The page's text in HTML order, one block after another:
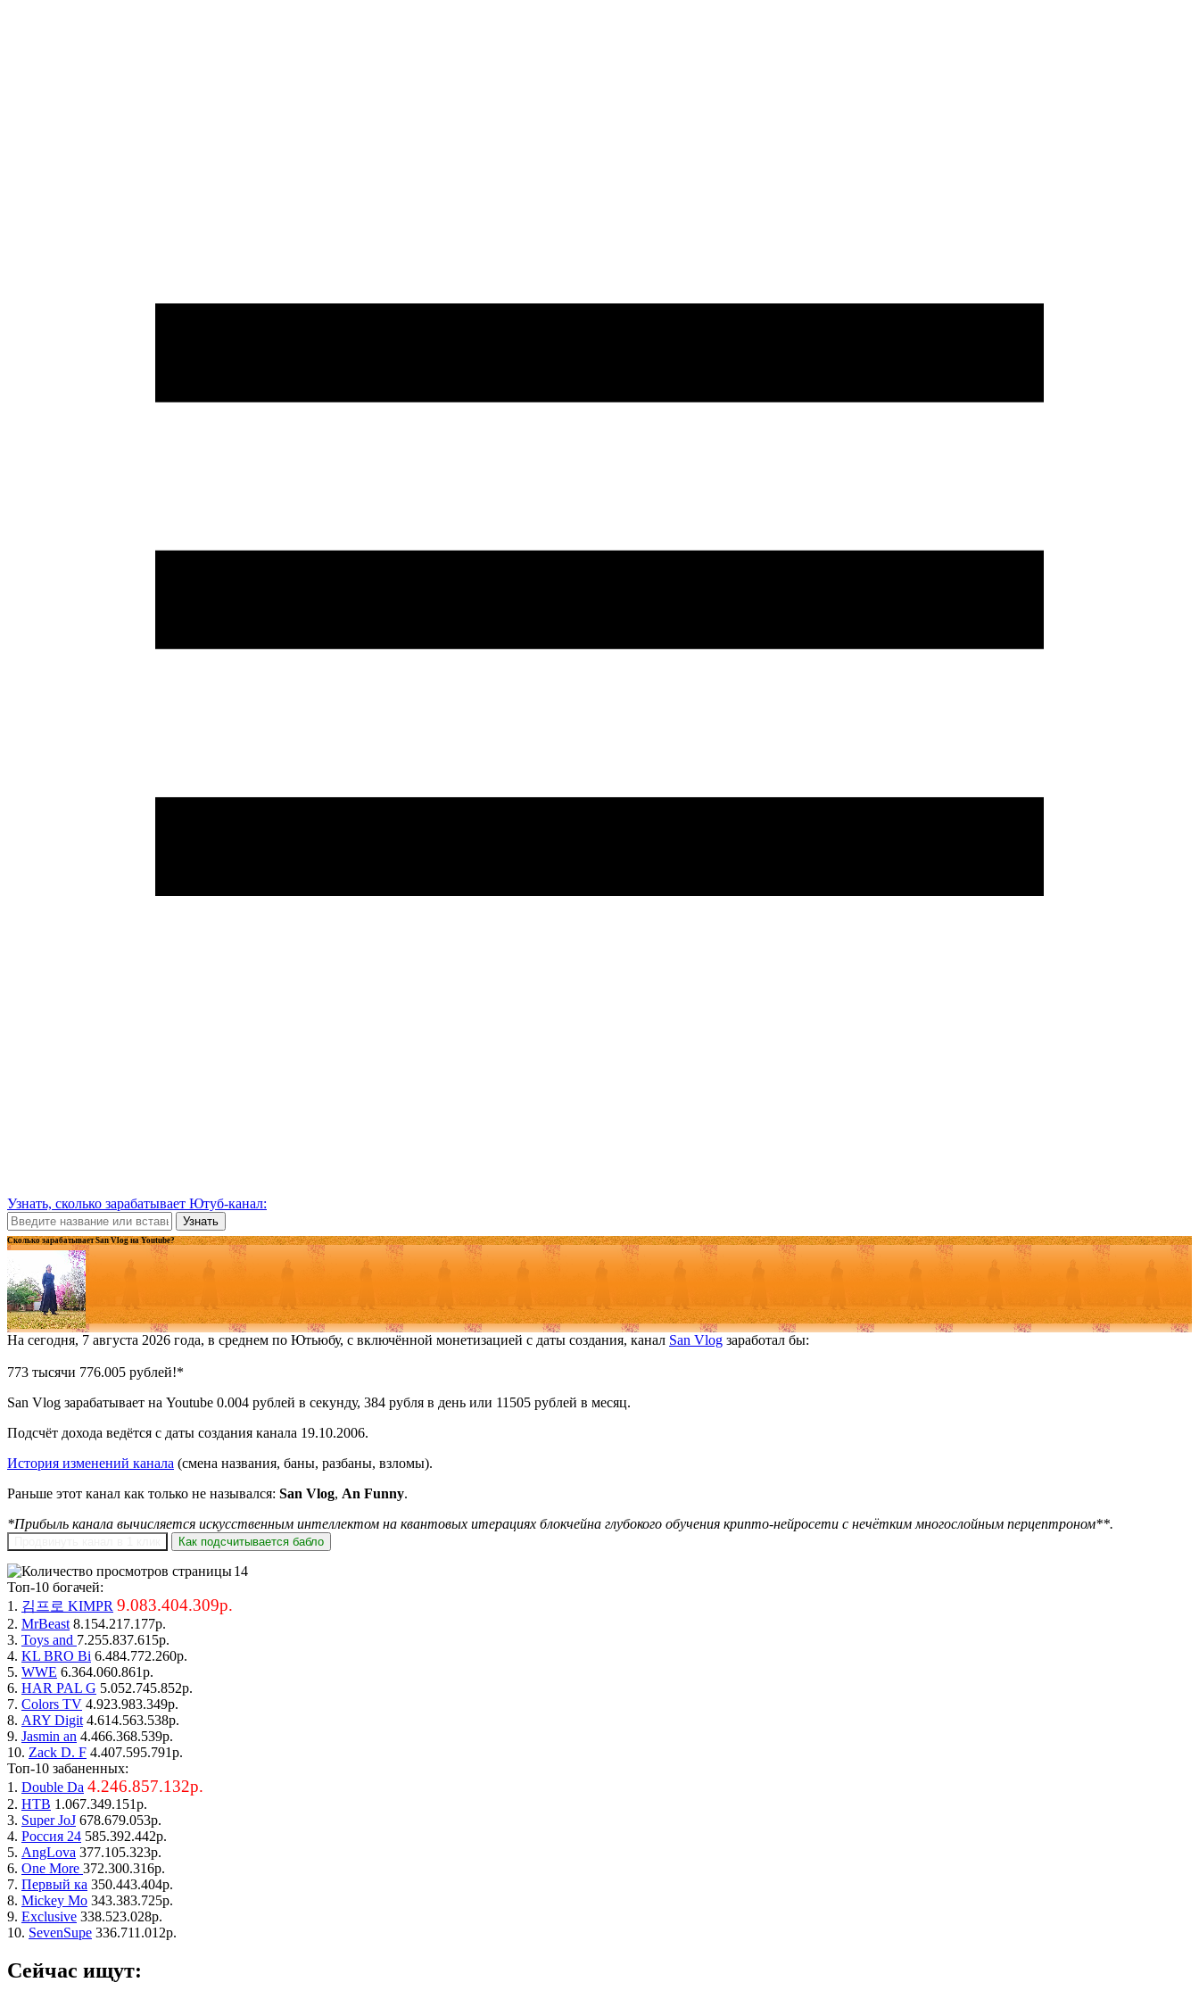
Узнать, сколько зарабатывает Ютуб-канал:
Узнать
Сколько зарабатывает San Vlog на Youtube?
На сегодня, 7 августа 2026 года, в среднем по Ютьюбу, с включённой монетизацией с даты создания, канал San Vlog заработал бы:
773 тысячи 776.006 рублей!*
San Vlog зарабатывает на Youtube 0.004 рублей в секунду, 384 рубля в день или 11505 рублей в месяц.
Подсчёт дохода ведётся с даты создания канала 19.10.2006.
История изменений канала (смена названия, баны, разбаны, взломы).
Раньше этот канал как только не назывался: San Vlog, An Funny.
*Прибыль канала вычисляется искусственным интеллектом на квантовых итерациях блокчейна глубокого обучения крипто-нейросети с нечётким многослойным перцептроном**.
Как подсчитывается бабло
14
Топ-10 богачей:
1. 김프로 KIMPR 9.083.404.309р.
2. MrBeast 8.154.217.177р.
3. Toys and 7.255.837.615р.
4. KL BRO Bi 6.484.772.260р.
5. WWE 6.364.060.861р.
6. HAR PAL G 5.052.745.852р.
7. Colors TV 4.923.983.349р.
8. ARY Digit 4.614.563.538р.
9. Jasmin an 4.466.368.539р.
10. Zack D. F 4.407.595.791р.
Топ-10 забаненных:
1. Double Da 4.246.857.132р.
2. НТВ 1.067.349.151р.
3. Super JoJ 678.679.053р.
4. Россия 24 585.392.442р.
5. AngLova 377.105.323р.
6. One More 372.300.316р.
7. Первый ка 350.443.404р.
8. Mickey Mo 343.383.725р.
9. Exclusive 338.523.028р.
10. SevenSupe 336.711.012р.
Сейчас ищут: